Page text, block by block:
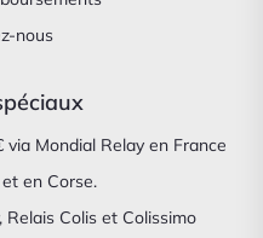
nous
Mondial Relay en France
en Corse.
Relais Colis et Colissimo